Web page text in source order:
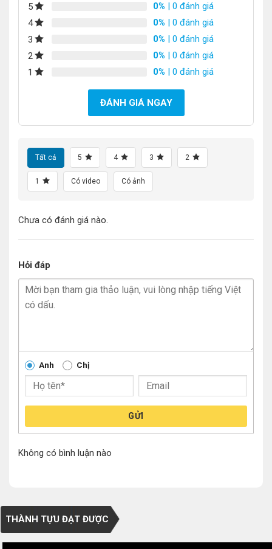
5 0% | 0 đánh giá
4
0% | 0 đánh giá
3
0% | 0 đánh giá
2
0% | 0 đánh giá
1
0% | 0 đánh giá
ĐÁNH GIÁ NGAY
Tất cả 5 4 3 2
1 Có video Có ảnh
Chưa có đánh giá nào.
Hỏi đáp
Anh Chị
GỬI
Không có bình luận nào
THÀNH TỰU ĐẠT ĐƯỢC